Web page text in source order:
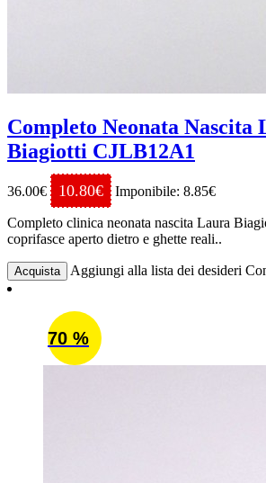
Completo Neonata Nascita
Biagiotti CJLB12A1
36.00€ 10.80€ Imponibile: 8.85€
Completo clinica neonata nascita Laura
coprifasce aperto dietro e ghette reali..
Acquista Aggiungi alla lista dei desideri
70 %